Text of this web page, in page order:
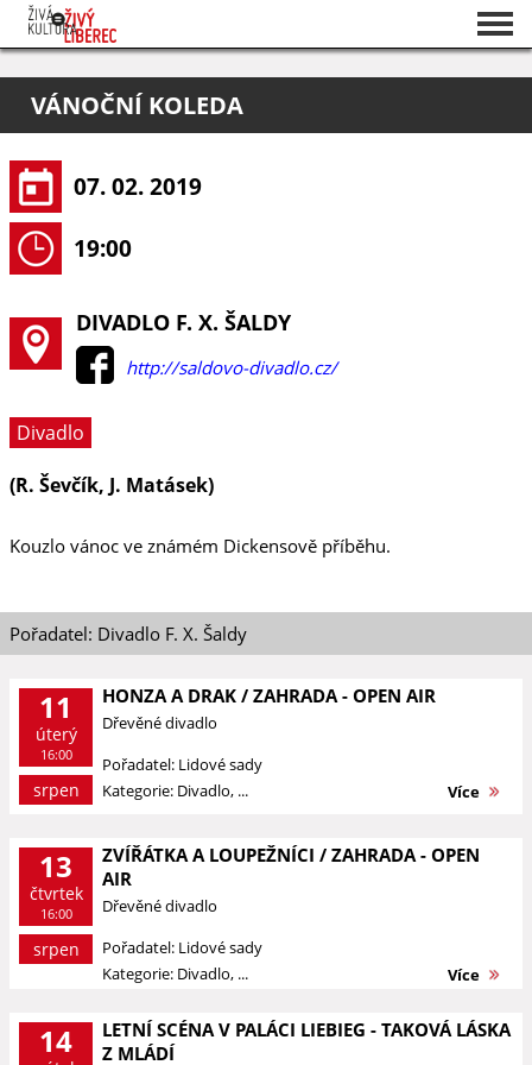
O projektu
Pořadatelé
VÁNOČNÍ KOLEDA
07. 02. 2019
19:00
DIVADLO F. X. ŠALDY
http://saldovo-divadlo.cz/
Divadlo
(R. Ševčík, J. Matásek)
Kouzlo vánoc ve známém Dickensově příběhu.
Pořadatel: Divadlo F. X. Šaldy
11
úterý
16:00
srpen
HONZA A DRAK / ZAHRADA - OPEN AIR
Dřevěné divadlo
Pořadatel: Lidové sady
Kategorie: Divadlo, ...
Více
13
čtvrtek
16:00
srpen
ZVÍŘÁTKA A LOUPEŽNÍCI / ZAHRADA - OPEN
AIR
Dřevěné divadlo
Pořadatel: Lidové sady
Kategorie: Divadlo, ...
Více
14
LETNÍ SCÉNA V PALÁCI LIEBIEG - TAKOVÁ LÁSKA
Z MLÁDÍ